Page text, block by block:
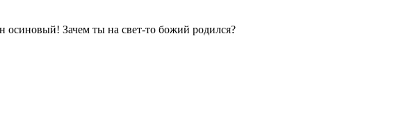
Зачем ты на свет-то божий родился?